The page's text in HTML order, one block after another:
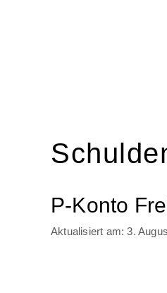
P-Konto
3.